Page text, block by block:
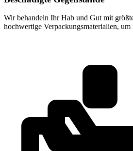
Wir behandeln Ihr Hab und Gut mit
hochwertige Verpackungsmaterialien, um